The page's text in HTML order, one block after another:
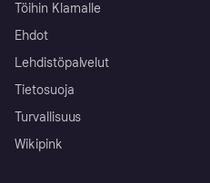
Töihin Klarnalle
Ehdot
Lehdistöpalvelut
Tietosuoja
Turvallisuus
Wikipink